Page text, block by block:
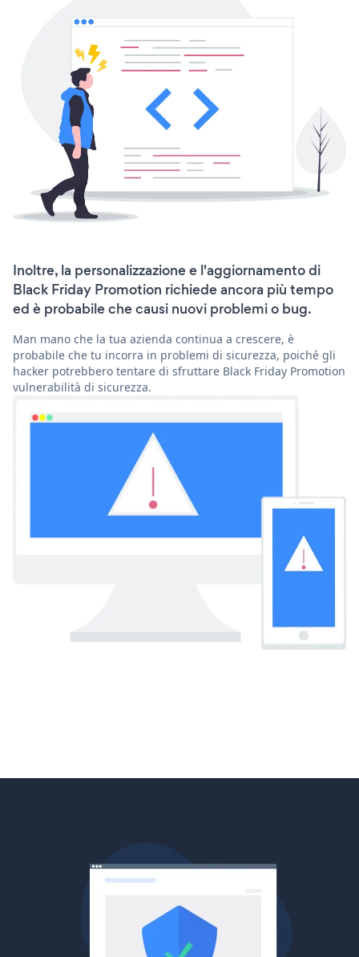
Inoltre, la personalizzazione e l'aggiornamento di
Black Friday Promotion richiede ancora più tempo
ed è probabile che causi nuovi problemi o bug.
Man mano che la tua azienda continua a crescere, è
probabile che tu incorra in problemi di sicurezza, poiché gli
hacker potrebbero tentare di sfruttare Black Friday Promotion
vulnerabilità di sicurezza.